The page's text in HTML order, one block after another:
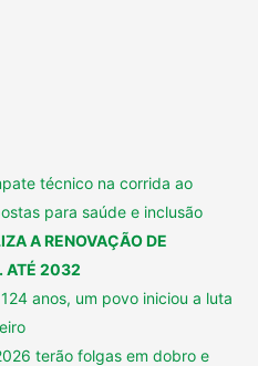
técnico na corrida ao
para saúde e inclusão
A RENOVAÇÃO DE
ATÉ 2032
anos, um povo iniciou a luta
terão folgas em dobro e